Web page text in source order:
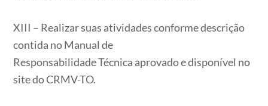
XIII – Realizar suas atividades conforme descrição
contida no Manual de
Responsabilidade Técnica aprovado e disponível no
site do CRMV-TO.